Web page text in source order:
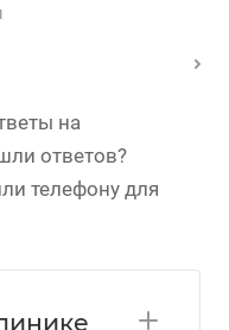
на
ответов?
телефону для